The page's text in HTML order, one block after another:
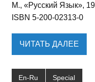
М., «Русский Язык»,
ISBN 5-200-02313-0
ЧИТАТЬ ДАЛЕЕ
En-Ru Special